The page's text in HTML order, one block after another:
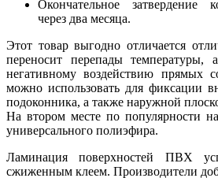
Окончательное затвердение
через два месяца.
Этот товар выгодно отличается
переносит перепады температуры,
негативному воздействию прямых
можно использовать для фиксации
подоконника, а также наружной
На втором месте по популярности
универсального полиэфира.
Ламинация поверхностей ПВХ
сжиженным клеем. Производители